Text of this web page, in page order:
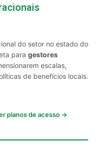
do setor no estado do
para gestores
escalas,
de benefícios locais.
planos de acesso →